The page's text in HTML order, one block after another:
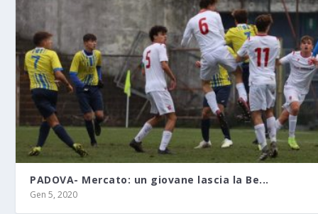
PADOVA- Mercato: un giovane lascia la Be...
Gen 5, 2020